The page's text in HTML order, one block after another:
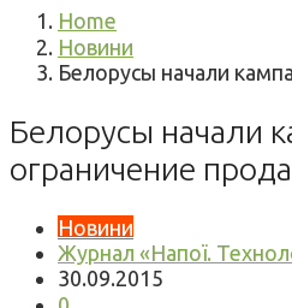
Home
Новини
Белорусы начали
Белорусы начали
ограничение
Новини
Журнал «Напої.
30.09.2015